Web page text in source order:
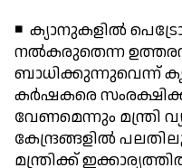
◾ ക്യാനുകളില്‍
നല്‍കരുതെന്ന
ബാധിക്കുന്നുവെന്ന്
കര്‍ഷകരെ
വേണമെന്നും മന്ത്രി
കേന്ദ്രങ്ങളില്‍
മന്ത്രിക്ക്